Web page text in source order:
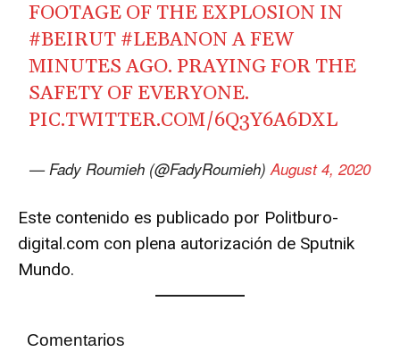
FOOTAGE OF THE EXPLOSION IN
#BEIRUT #LEBANONA FEW
MINUTES AGO. PRAYING FOR THE
SAFETY OF EVERYONE.
PIC.TWITTER.COM/6Q3Y6A6DXL
— Fady Roumieh (@FadyRoumieh)August 4, 2020
Este contenido es publicado por Politburo-
digital.com con plena autorización de Sputnik
Mundo.
Comentarios